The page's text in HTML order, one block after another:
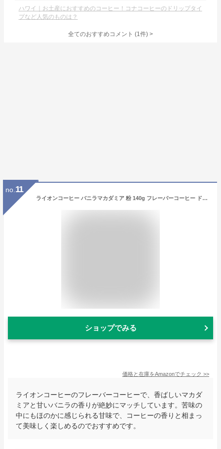
ハワイ｜お土産におすすめのコーヒー！コナコーヒーのドリップタイ
プなど人気のものは？
全てのおすすめコメント (1件) >
no. 11
ライオンコーヒー バニラマカダミア 粉 140g フレーバーコーヒー ドリップ ハワイ 中挽き 浅煎り ライトロースト 水出しOK 人気 ギフト lioncoffee
ショップでみる
価格と在庫をAmazonでチェック >>
ライオンコーヒーのフレーバーコーヒーで、香ばしいマカダ
ミアと甘いバニラの香りが絶妙にマッチしています。苦味の
中にもほのかに感じられる甘味で、コーヒーの香りと相まっ
て美味しく楽しめるのでおすすめです。